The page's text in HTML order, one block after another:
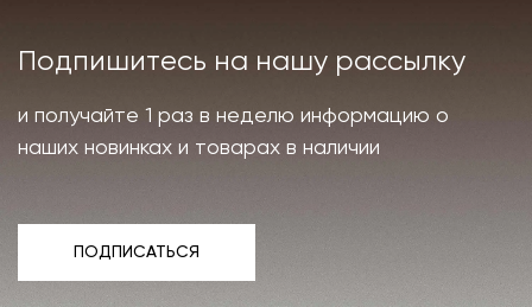
Подпишитесь на нашу рассылку
и получайте 1 раз в неделю информацию о
наших новинках и товарах в наличии
ПОДПИСАТЬСЯ